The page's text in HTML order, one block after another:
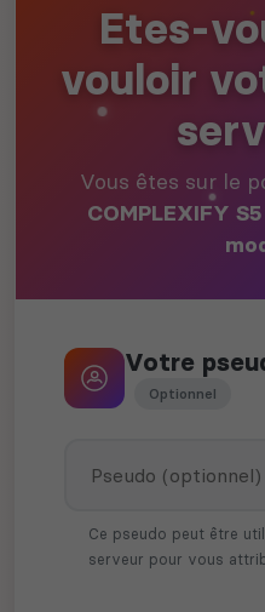
Etes-
vouloir
Vous êtes sur le
COMPLEXIFY
Votre
Optionnel
Ce pseudo peut être
serveur pour vous